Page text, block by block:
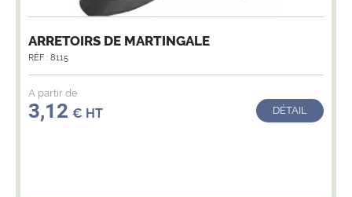
ARRETOIRS DE MARTINGALE
RÉF : 8115
A partir de
3,12 € HT DÉTAIL